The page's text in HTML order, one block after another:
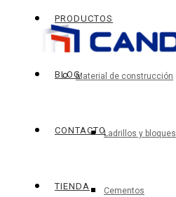
PRODUCTOS
Material de construcción
Ladrillos y bloques
Cementos
BLOG
CONTACTO
TIENDA